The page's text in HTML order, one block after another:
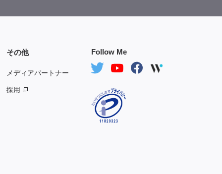
Follow Me
その他
メディアパートナー
採用